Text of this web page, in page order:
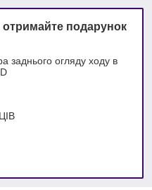
отримайте подарунок
заднього огляду ходу в